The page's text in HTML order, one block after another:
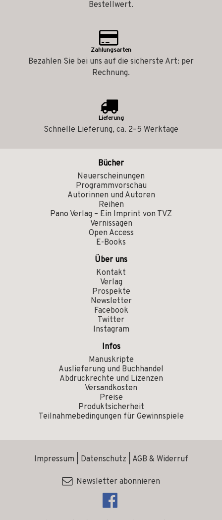
Bestellwert.
Zahlungsarten
Bezahlen Sie bei uns auf die sicherste Art: per
Rechnung.
Lieferung
Schnelle Lieferung, ca. 2–5 Werktage
Bücher
Neuerscheinungen
Programmvorschau
Autorinnen und Autoren
Reihen
Pano Verlag – Ein Imprint von TVZ
Vernissagen
Open Access
E-Books
Über uns
Kontakt
Verlag
Prospekte
Newsletter
Facebook
Twitter
Instagram
Infos
Manuskripte
Auslieferung und Buchhandel
Abdruckrechte und Lizenzen
Versandkosten
Preise
Produktsicherheit
Teilnahmebedingungen für Gewinnspiele
Impressum Datenschutz AGB & Widerruf
Newsletter abonnieren